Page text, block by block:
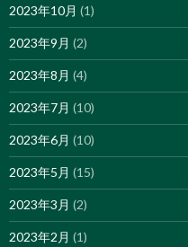
2023年10月 (1)
2023年9月 (2)
2023年8月 (4)
2023年7月 (10)
2023年6月 (10)
2023年5月 (15)
2023年3月 (2)
2023年2月 (1)